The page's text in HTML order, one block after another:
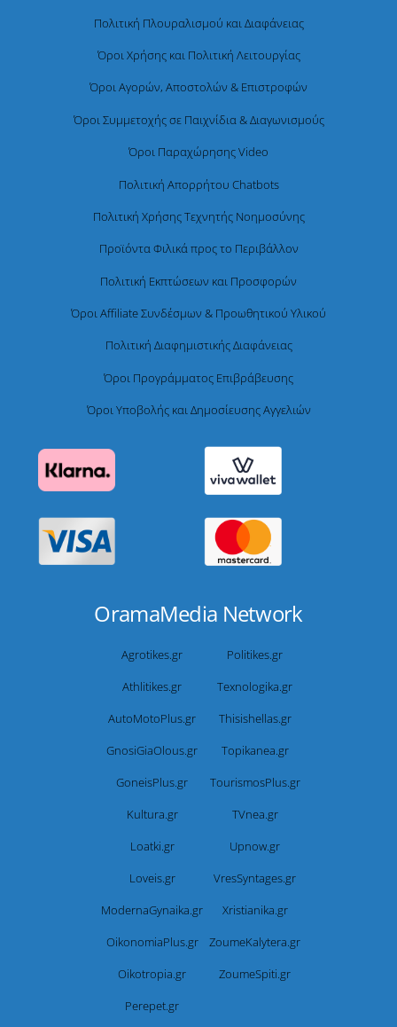
Πολιτική Πλουραλισμού και Διαφάνειας
Όροι Χρήσης και Πολιτική Λειτουργίας
Όροι Αγορών, Αποστολών & Επιστροφών
Όροι Συμμετοχής σε Παιχνίδια & Διαγωνισμούς
Όροι Παραχώρησης Video
Πολιτική Απορρήτου Chatbots
Πολιτική Χρήσης Τεχνητής Νοημοσύνης
Προϊόντα Φιλικά προς το Περιβάλλον
Πολιτική Εκπτώσεων και Προσφορών
Όροι Affiliate Συνδέσμων & Προωθητικού Υλικού
Πολιτική Διαφημιστικής Διαφάνειας
Όροι Προγράμματος Επιβράβευσης
Όροι Υποβολής και Δημοσίευσης Αγγελιών
OramaMedia Network
Agrotikes.gr
Politikes.gr
Athlitikes.gr
Texnologika.gr
AutoMotoPlus.gr
Thisishellas.gr
GnosiGiaOlous.gr
Topikanea.gr
GoneisPlus.gr
TourismosPlus.gr
Kultura.gr
TVnea.gr
Loatki.gr
Upnow.gr
Loveis.gr
VresSyntages.gr
ModernaGynaika.gr
Xristianika.gr
OikonomiaPlus.gr
ZoumeKalytera.gr
Oikotropia.gr
ZoumeSpiti.gr
Perepet.gr